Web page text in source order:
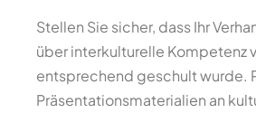
Stellen Sie sicher, dass Ihr
über interkulturelle Kompetenz
entsprechend geschult wurde.
Präsentationsmaterialien an